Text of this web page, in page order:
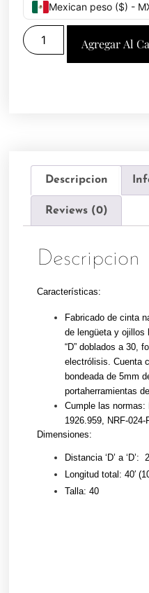
Mexican peso ($) -
Agregar Al
Descripcion
Reviews (0)
Descripcion
Características:
Fabricado de cinta
de lengüeta y ojillos
“D” doblados a 30,
electrólisis. Cuenta
bondeada de 5mm
portaherramientas
Cumple las normas:
1926.959, NRF-
Dimensiones:
Distancia ‘D’ a ‘D’:
Longitud total: 40′
Talla: 40